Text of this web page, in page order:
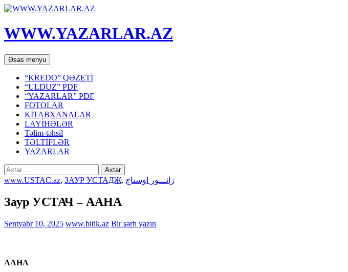
WWW.YAZARLAR.AZ
Axtar
Əsas menyu Mühtəviyyata
keç
“KREDO” QƏZETİ
“ULDUZ” PDF
“YAZARLAR” PDF
FOTOLAR
KİTABXANALAR
LAYİHƏLƏR
Təlim-təhsil
TƏLTİFLƏR
YAZARLAR
Axtarış:
www.USTAC.az, ЗАУР УСТАДЖ, زائـــور اوستاج
Заур УСТАЧ – ААНА
Sentyabr 10, 2025 www.bitik.az Bir şərh yazın
ААНА